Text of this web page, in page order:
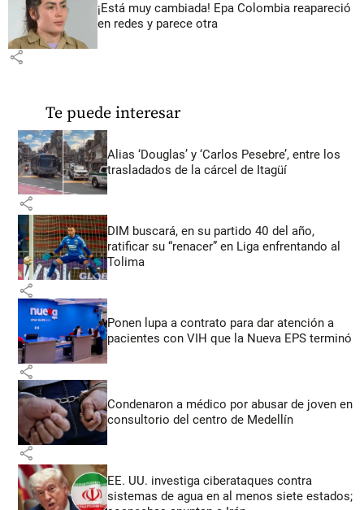
¡Está muy cambiada! Epa Colombia reapareció
en redes y parece otra
share
Te puede interesar
Alias ‘Douglas’ y ‘Carlos Pesebre’, entre los
trasladados de la cárcel de Itagüí
share
DIM buscará, en su partido 40 del año,
ratificar su “renacer” en Liga enfrentando al
Tolima
share
Ponen lupa a contrato para dar atención a
pacientes con VIH que la Nueva EPS terminó
share
Condenaron a médico por abusar de joven en
consultorio del centro de Medellín
share
EE. UU. investiga ciberataques contra
sistemas de agua en al menos siete estados;